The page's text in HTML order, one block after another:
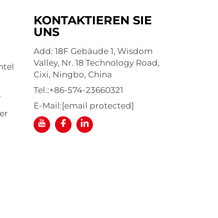
KONTAKTIEREN SIE
UNS
Add: 18F Gebäude 1, Wisdom
Valley, Nr. 18 Technology Road,
Cixi, Ningbo, China
Tel.:+86-574-23660321
E-Mail:[email protected]